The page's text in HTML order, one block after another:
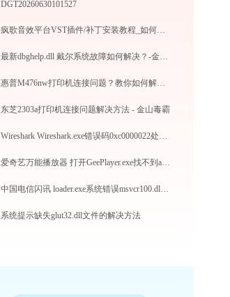
DGT20260630101527
疯歌音效平台VST插件/补丁安装教程_如何加载插件效果包
最新dbghelp.dll 戴尔系统故障如何解决？-金山毒霸
惠普M476nw打印机连接问题？教你如何解决！-金山毒霸
东芝2303a打印机连接问题解决方法 - 金山毒霸
Wireshark Wireshark.exe错误码0xc0000022处理办法
爱奇艺万能播放器 打开GeePlayer.exe找不到asynchttp.dll怎么办
中国电信闪讯 loader.exe系统错误msvcr100.dll丢失如何解决
系统提示缺失glut32.dll文件的解决方法